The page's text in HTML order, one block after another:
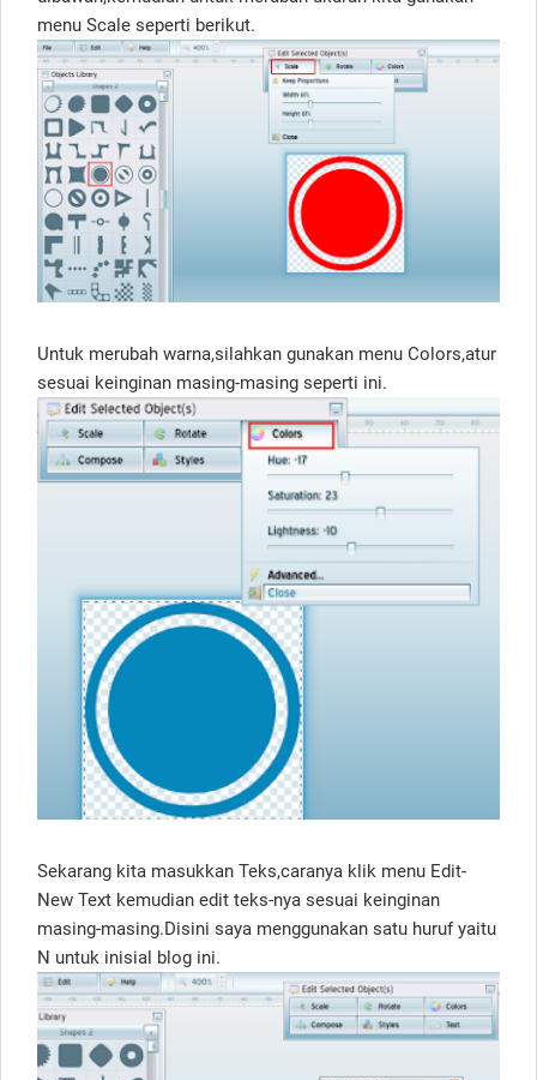
menu Scale seperti berikut.
Untuk merubah warna,silahkan gunakan menu Colors,atur
sesuai keinginan masing-masing seperti ini.
Sekarang kita masukkan Teks,caranya klik menu Edit-
New Text kemudian edit teks-nya sesuai keinginan
masing-masing.Disini saya menggunakan satu huruf yaitu
N untuk inisial blog ini.